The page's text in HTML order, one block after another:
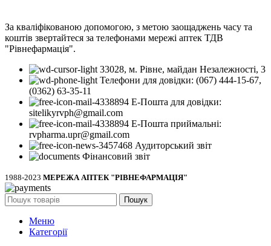
За кваліфікованою допомогою, з метою заощаджень часу та
коштів звертайтеся за телефонами мережі аптек ТДВ
"Рівнефармація".
33028, м. Рівне, майдан Незалежності, 3
Телефони для довідки: (067) 444-15-67,
(0362) 63-35-11
Е-Пошта для довідки:
sitelikyrvph@gmail.com
Е-Пошта приймальні:
rvpharma.upr@gmail.com
Аудиторський звіт
Фінансовий звіт
1988-2023 МЕРЕЖА АПТЕК "РІВНЕФАРМАЦІЯ"
Пошук
Меню
Категорії